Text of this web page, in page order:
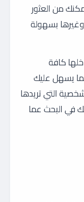
من العثور
بسهولة
كافة
يسهل عليك
التي تريدها
في البحث عما